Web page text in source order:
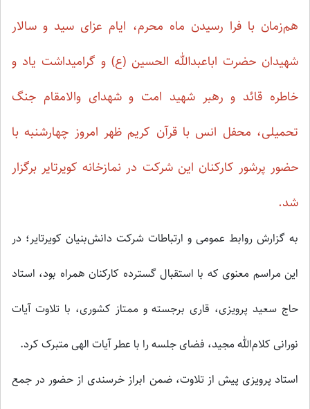
هم‌زمان با فرا رسیدن ماه محرم، ایام عزای سید و سالار
شهیدان حضرت اباعبدالله الحسین (ع) و گرامیداشت یاد و
خاطره قائد و رهبر شهید امت و شهدای والامقام جنگ
تحمیلی، محفل انس با قرآن کریم ظهر امروز چهارشنبه با
حضور پرشور کارکنان این شرکت در نمازخانه کویرتایر برگزار
شد.
به گزارش روابط عمومی و ارتباطات شرکت دانش‌بنیان کویرتایر؛ در
این مراسم معنوی که با استقبال گسترده کارکنان همراه بود، استاد
حاج سعید پرویزی، قاری برجسته و ممتاز کشوری، با تلاوت آیات
نورانی کلام‌الله مجید، فضای جلسه را با عطر آیات الهی متبرک کرد.
استاد پرویزی پیش از تلاوت، ضمن ابراز خرسندی از حضور در جمع